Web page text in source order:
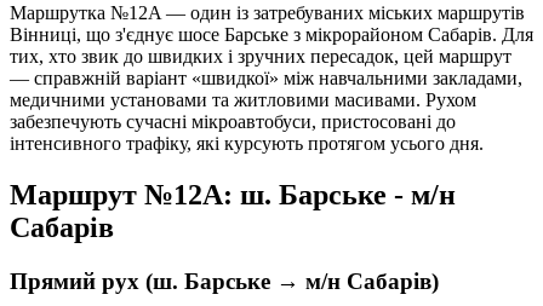
Маршрутка №12A — один із затребуваних міських маршрутів
Вінниці, що з'єднує шосе Барське з мікрорайоном Сабарів. Для
тих, хто звик до швидких і зручних пересадок, цей маршрут
— справжній варіант «швидкої» між навчальними закладами,
медичними установами та житловими масивами. Рухом
забезпечують сучасні мікроавтобуси, пристосовані до
інтенсивного трафіку, які курсують протягом усього дня.
Маршрут №12A: ш. Барське - м/н
Сабарів
Прямий рух (ш. Барське → м/н Сабарів)